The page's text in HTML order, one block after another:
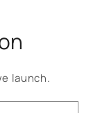
launch.